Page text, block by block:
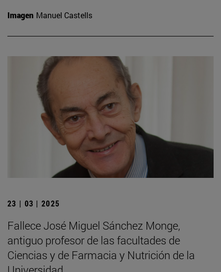
Imagen Manuel Castells
23 | 03 | 2025
Fallece José Miguel Sánchez Monge,
antiguo profesor de las facultades de
Ciencias y de Farmacia y Nutrición de la